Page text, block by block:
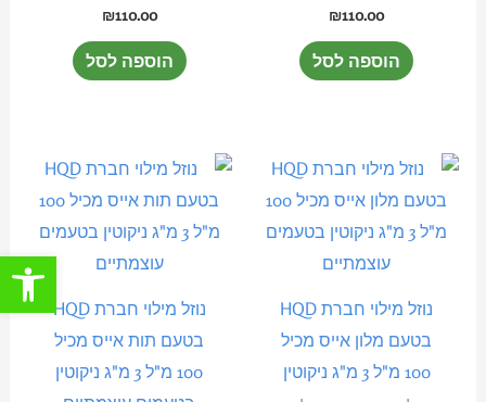
פתח
₪110.00
הוספה לסל
₪110.00
הוספה לסל
נוזל מילוי חברת HQD
בטעם מלון אייס מכיל
100 מ"ל 3 מ"ג ניקוטין
נוזל מילוי חברת HQD
בטעם תות אייס מכיל
100 מ"ל 3 מ"ג ניקוטין